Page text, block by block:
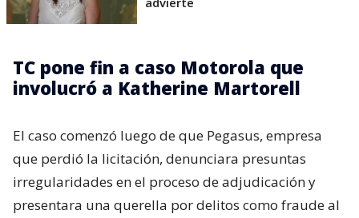
TC pone fin a caso Motorola que
involucró a Katherine Martorell
El caso comenzó luego de que Pegasus, empresa
que perdió la licitación, denunciara presuntas
irregularidades en el proceso de adjudicación y
presentara una querella por delitos como fraude al